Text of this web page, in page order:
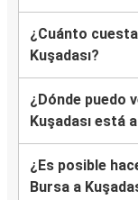
¿Cuánto
Kuşadası?
¿Dónde puedo
Kuşadası está
¿Es posible
Bursa a